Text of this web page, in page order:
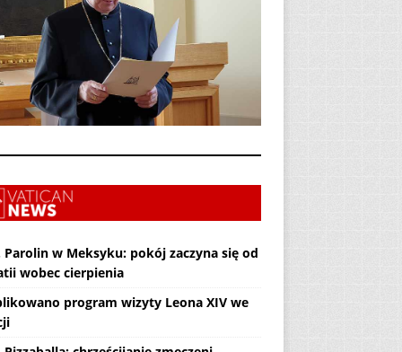
Parolin w Meksyku: pokój zaczyna się od
wobec cierpienia
program wizyty Leona XIV we